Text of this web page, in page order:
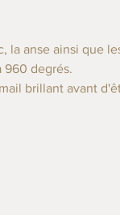
la anse ainsi que
960 degrés.
brillant avant